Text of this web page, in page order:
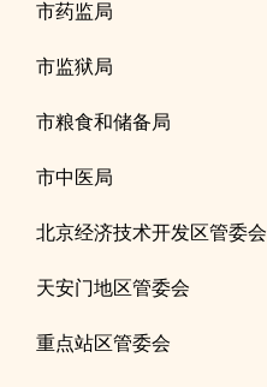
市药监局
市监狱局
市粮食和储备局
市中医局
北京经济技术开发区管委会
天安门地区管委会
重点站区管委会